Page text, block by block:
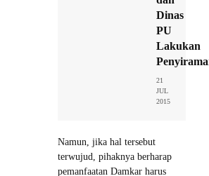
Dinas
PU
Lakukan
21
JUL
2015
Namun, jika hal tersebut
terwujud, pihaknya berharap
pemanfaatan Damkar harus